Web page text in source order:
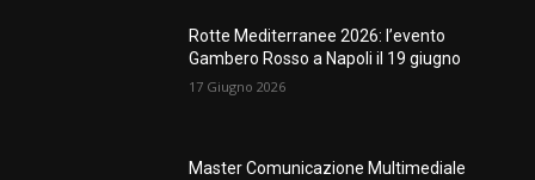
Rotte Mediterranee 2026: l’evento
Gambero Rosso a Napoli il 19 giugno
17 Giugno 2026
Master Comunicazione Multimediale